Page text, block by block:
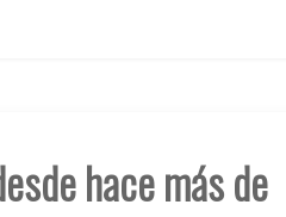
hace más de